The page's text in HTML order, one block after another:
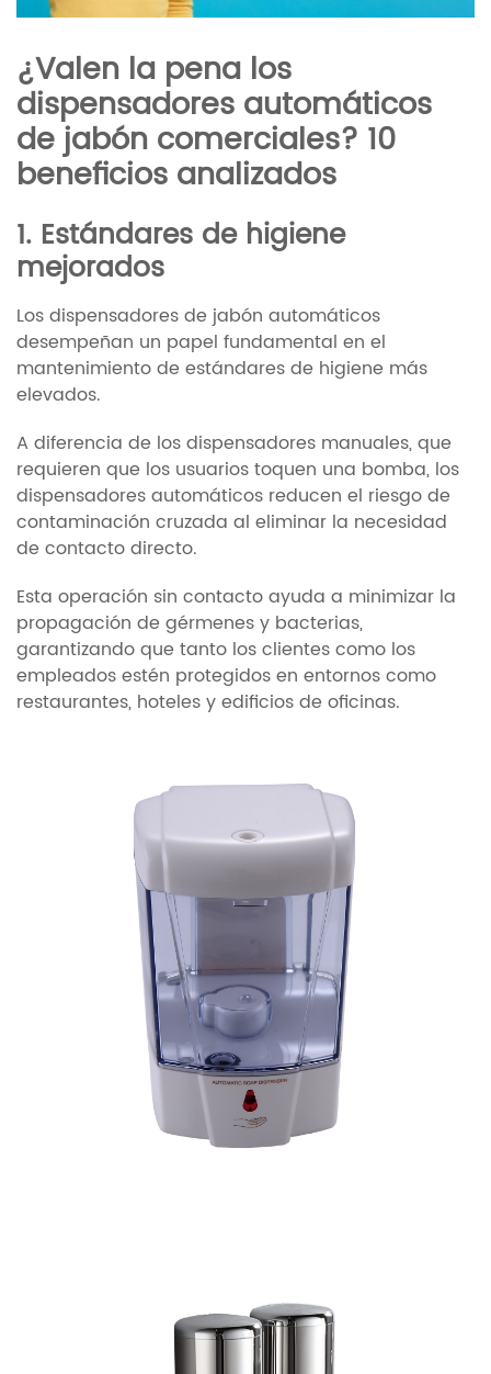
¿Valen la pena los
dispensadores automáticos
de jabón comerciales? 10
beneficios analizados
1. Estándares de higiene
mejorados
Los dispensadores de jabón automáticos
desempeñan un papel fundamental en el
mantenimiento de estándares de higiene más
elevados.
A diferencia de los dispensadores manuales, que
requieren que los usuarios toquen una bomba, los
dispensadores automáticos reducen el riesgo de
contaminación cruzada al eliminar la necesidad
de contacto directo.
Esta operación sin contacto ayuda a minimizar la
propagación de gérmenes y bacterias,
garantizando que tanto los clientes como los
empleados estén protegidos en entornos como
restaurantes, hoteles y edificios de oficinas.